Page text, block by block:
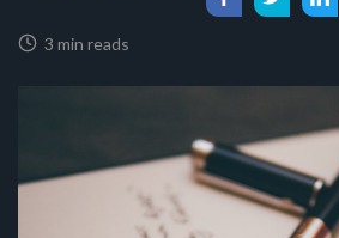
3 min reads